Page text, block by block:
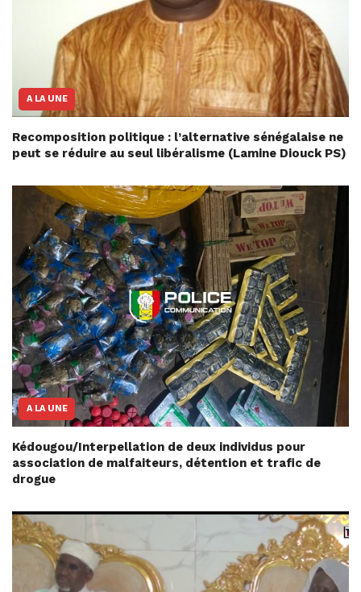
A LA UNE
Recomposition politique : l’alternative sénégalaise ne
peut se réduire au seul libéralisme (Lamine Diouck PS)
A LA UNE
Kédougou/Interpellation de deux individus pour
association de malfaiteurs, détention et trafic de
drogue